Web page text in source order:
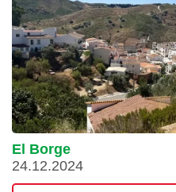
El Borge
24.12.2024